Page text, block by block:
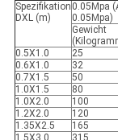
Spezifikation
DXL (m)
0.05Mpa
0.05Mpa)
Gewicht
0.5X1.0
25
0.6X1.0
32
0.7X1.5
50
1.0X1.5
80
1.0X2.0
100
1.2X2.0
120
1.35X2.5
165